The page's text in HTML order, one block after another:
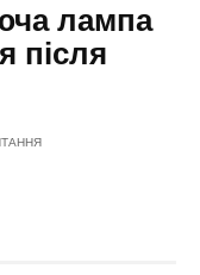
лампа
після